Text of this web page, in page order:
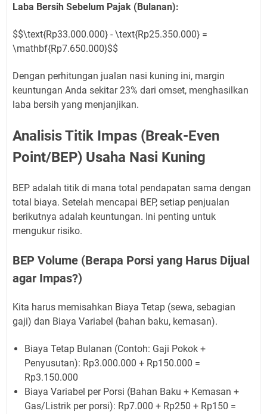
Laba Bersih Sebelum Pajak (Bulanan):
$$\text{Rp33.000.000} - \text{Rp25.350.000} =
\mathbf{Rp7.650.000}$$
Dengan perhitungan jualan nasi kuning ini, margin
keuntungan Anda sekitar 23% dari omset, menghasilkan
laba bersih yang menjanjikan.
Analisis Titik Impas (Break-Even
Point/BEP) Usaha Nasi Kuning
BEP adalah titik di mana total pendapatan sama dengan
total biaya. Setelah mencapai BEP, setiap penjualan
berikutnya adalah keuntungan. Ini penting untuk
mengukur risiko.
BEP Volume (Berapa Porsi yang Harus Dijual
agar Impas?)
Kita harus memisahkan Biaya Tetap (sewa, sebagian
gaji) dan Biaya Variabel (bahan baku, kemasan).
Biaya Tetap Bulanan (Contoh: Gaji Pokok +
Penyusutan): Rp3.000.000 + Rp150.000 =
Rp3.150.000
Biaya Variabel per Porsi (Bahan Baku + Kemasan +
Gas/Listrik per porsi): Rp7.000 + Rp250 + Rp150 =